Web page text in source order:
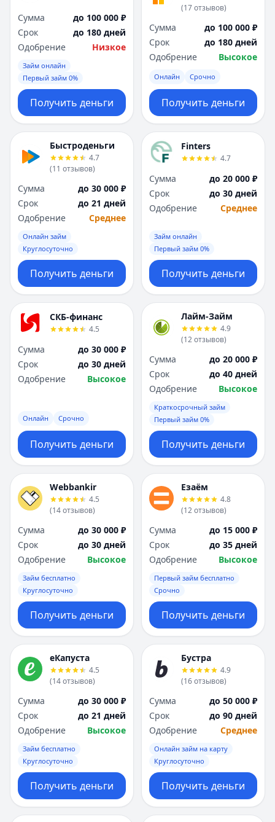
Сумма
до 100 000 ₽
Срок
до 180 дней
Одобрение
Низкое
Займ онлайн
Первый займ 0%
Получить деньги
(17отзывов)
Сумма
до 100 000 ₽
Срок
до 180 дней
Одобрение
Высокое
Онлайн Срочно
Получить деньги
Быстроденьги
4.7
(11 отзывов)
Сумма
до 30 000 ₽
Срок
до 21 дней
Одобрение
Среднее
Онлайн займ
Круглосуточно
Получить деньги
Finters
4.7
Сумма
до 20 000 ₽
Срок
до 30 дней
Одобрение
Среднее
Займ онлайн
Первый займ 0%
Получить деньги
СКБ-финанс
4.5
Сумма
до 30 000 ₽
Срок
до 30 дней
Одобрение
Высокое
Онлайн Срочно
Получить деньги
Лайм-Займ
4.9
(12отзывов)
Сумма
до 20 000 ₽
Срок
до 40 дней
Одобрение
Высокое
Краткосрочный займ
Первый займ 0%
Получить деньги
Webbankir
4.5
(14отзывов)
Сумма
до 30 000 ₽
Срок
до 30 дней
Одобрение
Высокое
Займ бесплатно
Круглосуточно
Получить деньги
Езаём
4.8
(12отзывов)
Сумма
до 15 000 ₽
Срок
до 35 дней
Одобрение
Высокое
Первый займ бесплатно
Срочно
Получить деньги
еКапуста
4.5
(14отзывов)
Сумма
до 30 000 ₽
Срок
до 21 дней
Одобрение
Высокое
Займ бесплатно
Круглосуточно
Получить деньги
Бустра
4.9
(16отзывов)
Сумма
до 50 000 ₽
Срок
до 90 дней
Одобрение
Среднее
Онлайн займ на карту
Круглосуточно
Получить деньги